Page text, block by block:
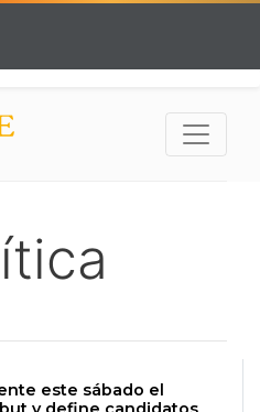
este sábado el